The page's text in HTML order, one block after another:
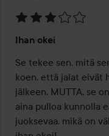
3
/
5
Ihan okei
Se tekee sen, mitä
koen, että jalat eivät
jälkeen. MUTTA, se
aina pulloa kunnolla
juoksevaa. mikä on